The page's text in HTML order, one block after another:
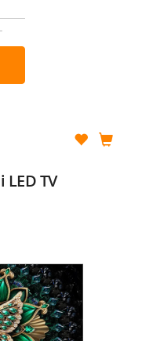
LED TV